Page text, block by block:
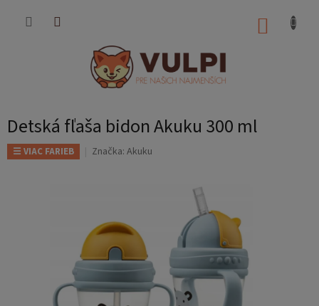
Detská fľaša bidon Akuku 300 ml
☰ VIAC FARIEB Značka: Akuku